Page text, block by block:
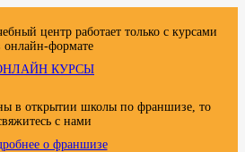
центр работает только с курсами
онлайн-формате
КУРСЫ
в открытии школы по франшизе, то
с нами
о франшизе